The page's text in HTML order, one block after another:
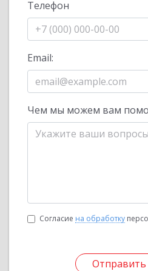
Телефон
Email:
Чем мы можем вам
Согласие на обработку
Отправить